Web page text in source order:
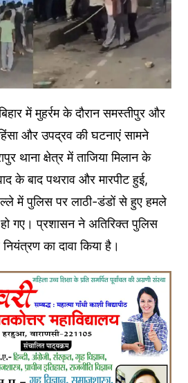
में मुहर्रम के दौरान समस्तीपुर और
और उपद्रव की घटनाएं सामने
थाना क्षेत्र में ताजिया मिलान के
के बाद पथराव और मारपीट हुई,
में पुलिस पर लाठी-डंडों से हुए हमले
गए। प्रशासन ने अतिरिक्त पुलिस
का दावा किया है।